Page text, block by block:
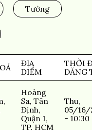
Tường
ĐỊA
ĐIỂM
THỜI
ĐĂNG
,
Hoàng
Sa, Tân
Định,
Quận 1,
TP. HCM
Thu,
05/16/
- 10:30